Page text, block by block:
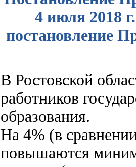
4 июля 2018
постановление
В Ростовской
работников
образования.
На 4% (в
повышаются